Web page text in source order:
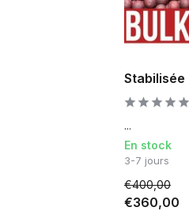
Stabilisée
...
En stock
3-7 jours
€400,00
€360,00